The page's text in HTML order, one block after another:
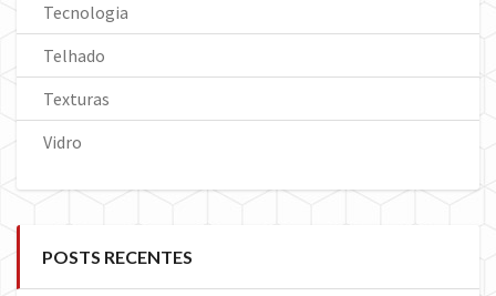
Tecnologia
Telhado
Texturas
Vidro
POSTS RECENTES